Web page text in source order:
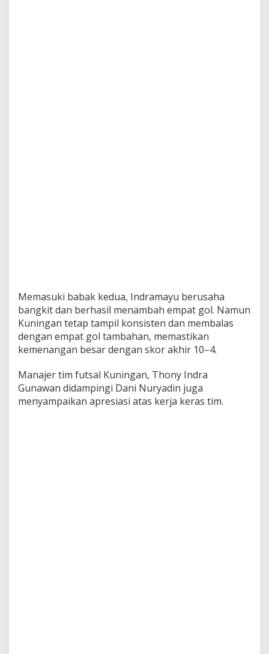
Memasuki babak kedua, Indramayu berusaha
bangkit dan berhasil menambah empat gol. Namun
Kuningan tetap tampil konsisten dan membalas
dengan empat gol tambahan, memastikan
kemenangan besar dengan skor akhir 10–4.
Manajer tim futsal Kuningan, Thony Indra
Gunawan didampingi Dani Nuryadin juga
menyampaikan apresiasi atas kerja keras tim.